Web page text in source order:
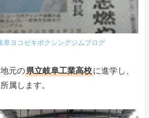
阜ヨコゼキボクシングジムブログ
元の県立岐阜工業高校に進学し、
属します。